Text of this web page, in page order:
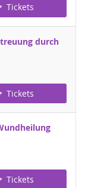
Tickets
durch
Tickets
Tickets